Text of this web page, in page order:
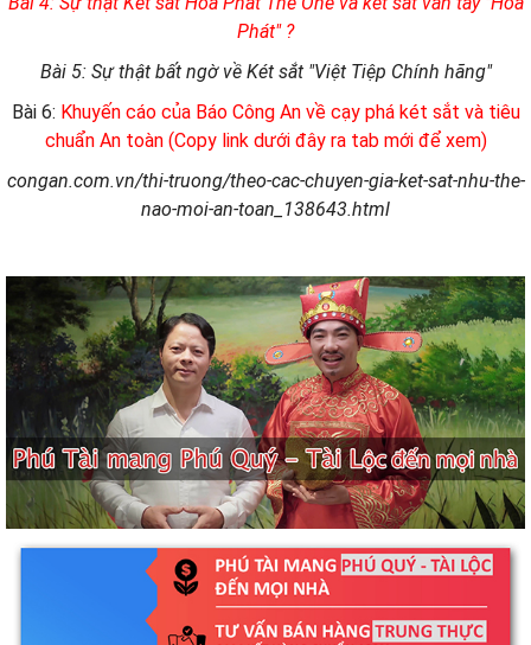
Phát" ?
Bài 5: Sự thật bất ngờ về Két sắt "Việt Tiệp Chính hãng"
Bài 6: Khuyến cáo của Báo Công An về cạy phá két sắt và tiêu
chuẩn An toàn (Copy link dưới đây ra tab mới để xem)
congan.com.vn/thi-truong/theo-cac-chuyen-gia-ket-sat-nhu-the-
nao-moi-an-toan_138643.html